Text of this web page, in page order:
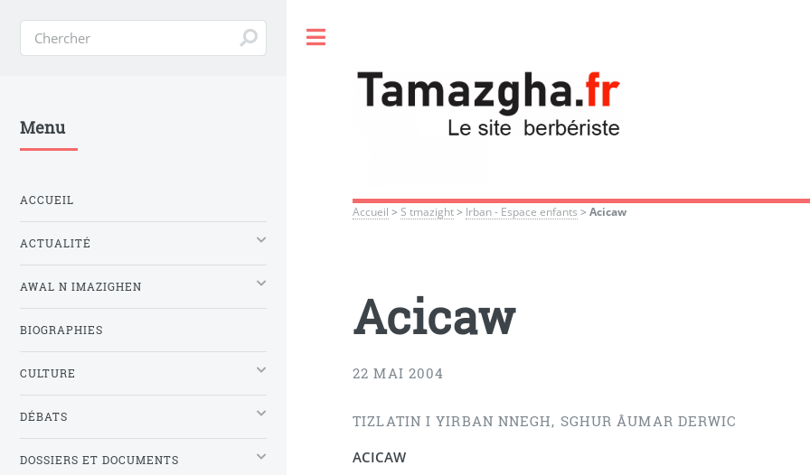
Accueil > S tmazight> Irban - Espace enfants >Acicaw
Acicaw
22 MAI 2004
TIZLATIN I YIRBAN NNEGH, SGHUR ÂUMAR DERWIC
ACICAW
Menu
ACCUEIL
ACTUALITÉ
AWAL N IMAZIGHEN
BIOGRAPHIES
CULTURE
DÉBATS
DOSSIERS ET DOCUMENTS